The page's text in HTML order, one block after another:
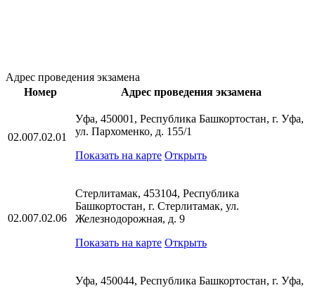
Адрес проведения экзамена
Номер
Адрес проведения экзамена
02.007.02.01
Уфа, 450001, Республика Башкортостан, г. Уфа,
ул. Пархоменко, д. 155/1
Показать на карте Открыть
02.007.02.06
Стерлитамак, 453104, Республика
Башкортостан, г. Стерлитамак, ул.
Железнодорожная, д. 9
Показать на карте Открыть
Уфа, 450044, Республика Башкортостан, г. Уфа,